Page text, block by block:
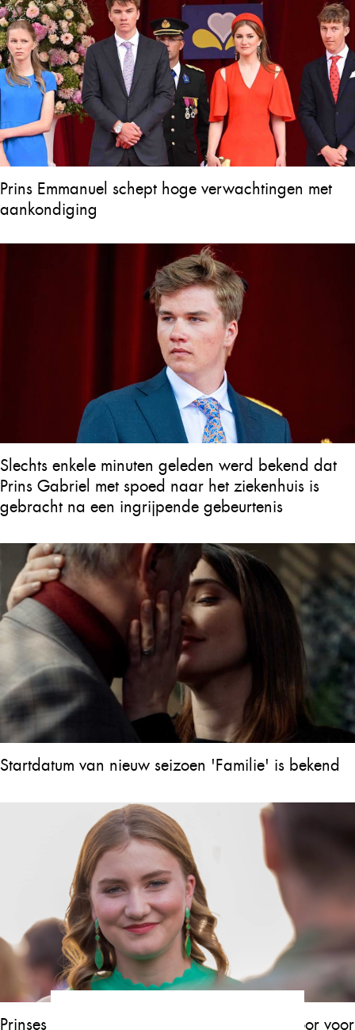
Prins Emmanuel schept hoge verwachtingen met
aankondiging
Slechts enkele minuten geleden werd bekend dat
Prins Gabriel met spoed naar het ziekenhuis is
gebracht na een ingrijpende gebeurtenis
Startdatum van nieuw seizoen 'Familie' is bekend
Prinses Elisabeth heeft heel België verrast door voor